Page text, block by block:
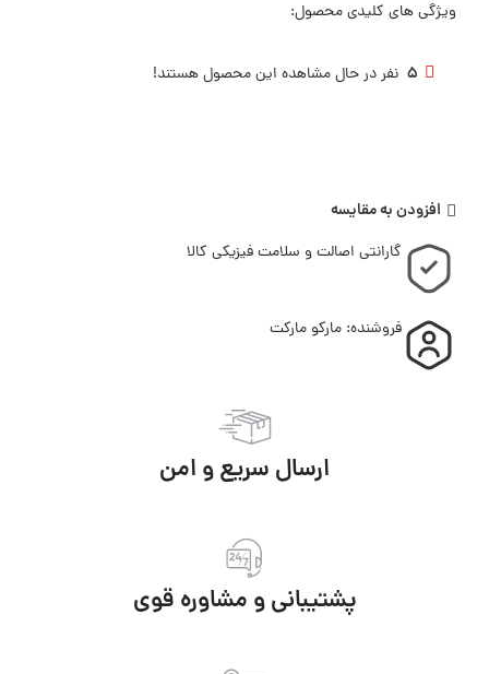
ویژگی های کلیدی محصول:
5 نفر در حال مشاهده این محصول هستند!
افزودن به مقایسه
گارانتی اصالت و سلامت فیزیکی کالا
فروشنده: مارکو مارکت
ارسال سریع و امن
پشتیبانی و مشاوره قوی